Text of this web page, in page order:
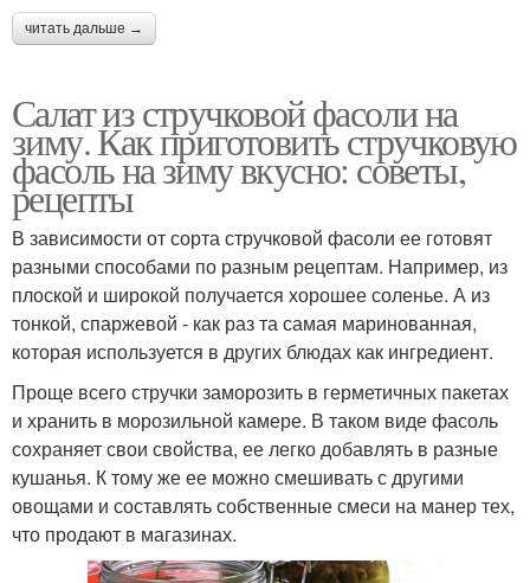
читать дальше →
Салат из стручковой фасоли на
зиму. Как приготовить стручковую
фасоль на зиму вкусно: советы,
рецепты
В зависимости от сорта стручковой фасоли ее готовят
разными способами по разным рецептам. Например, из
плоской и широкой получается хорошее соленье. А из
тонкой, спаржевой - как раз та самая маринованная,
которая используется в других блюдах как ингредиент.
Проще всего стручки заморозить в герметичных пакетах
и хранить в морозильной камере. В таком виде фасоль
сохраняет свои свойства, ее легко добавлять в разные
кушанья. К тому же ее можно смешивать с другими
овощами и составлять собственные смеси на манер тех,
что продают в магазинах.